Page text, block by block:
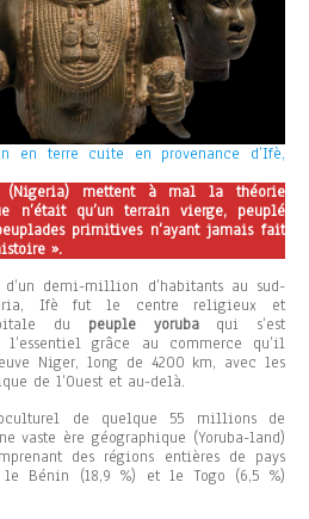
en terre cuite en provenance d’Ifè,
(Nigeria) mettent à mal la théorie
n’était qu’un terrain vierge, peuplé
primitives n’ayant jamais fait
».
demi-million d’habitants au sud-
Ifè fut le centre religieux et
du peuple yorubaqui s’est
l’essentiel grâce au commerce qu’il
Niger, long de 4200 km, avec les
de l’Ouest et au-delà.
de quelque 55 millions de
vaste ère géographique (Yoruba-land)
des régions entières de pays
Bénin (18,9 %) et le Togo (6,5 %)